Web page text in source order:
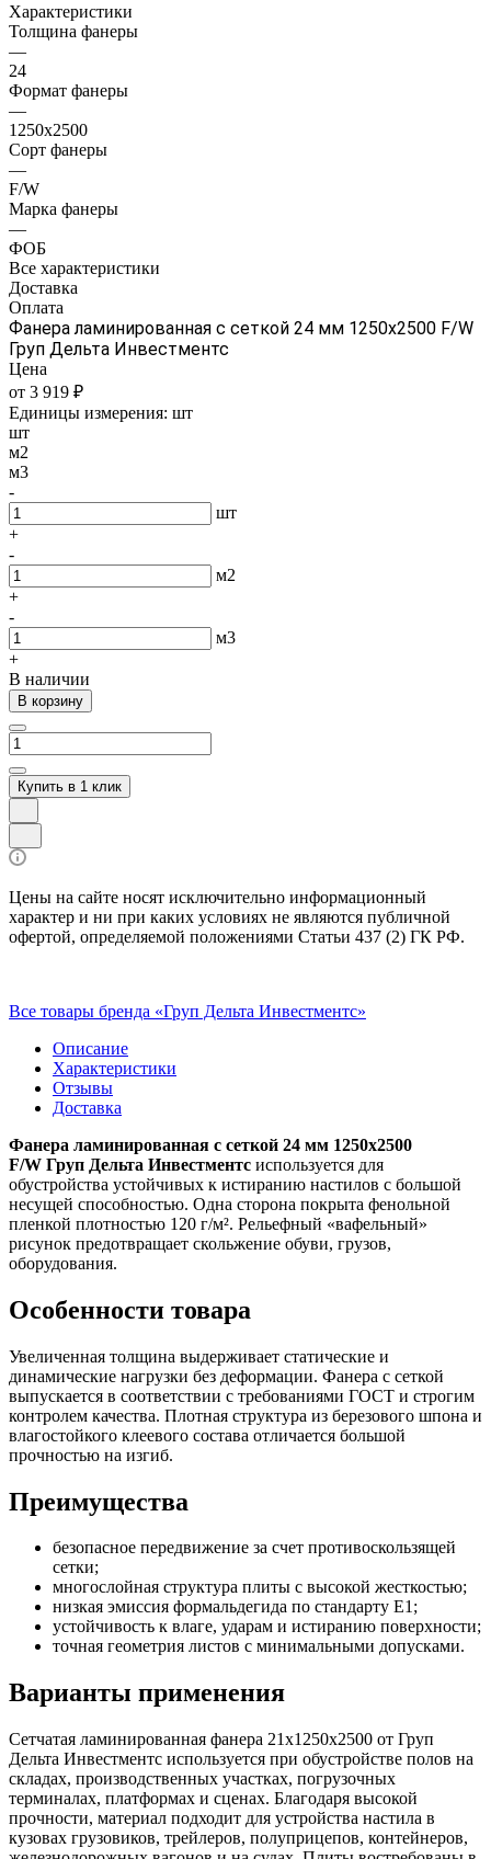
Характеристики
Толщина фанеры
—
24
Формат фанеры
—
1250х2500
Сорт фанеры
—
F/W
Марка фанеры
—
ФОБ
Все характеристики
Доставка
Оплата
Фанера ламинированная с сеткой 24 мм 1250х2500 F/W
Груп Дельта Инвестментс
Цена
от 3 919 ₽
Единицы измерения: шт
шт
м2
м3
-
шт
+
-
м2
+
-
м3
+
В наличии
В корзину
Купить в 1 клик
Цены на сайте носят исключительно информационный
характер и ни при каких условиях не являются публичной
офертой, определяемой положениями Статьи 437 (2) ГК РФ.
Все товары бренда «Груп Дельта Инвестментс»
Описание
Характеристики
Отзывы
Доставка
Фанера ламинированная с сеткой 24 мм 1250х2500
F/W Груп Дельта Инвестментс используется для
обустройства устойчивых к истиранию настилов с большой
несущей способностью. Одна сторона покрыта фенольной
пленкой плотностью 120 г/м². Рельефный «вафельный»
рисунок предотвращает скольжение обуви, грузов,
оборудования.
Особенности товара
Увеличенная толщина выдерживает статические и
динамические нагрузки без деформации. Фанера с сеткой
выпускается в соответствии с требованиями ГОСТ и строгим
контролем качества. Плотная структура из березового шпона и
влагостойкого клеевого состава отличается большой
прочностью на изгиб.
Преимущества
безопасное передвижение за счет противоскользящей
сетки;
многослойная структура плиты с высокой жесткостью;
низкая эмиссия формальдегида по стандарту Е1;
устойчивость к влаге, ударам и истиранию поверхности;
точная геометрия листов с минимальными допусками.
Варианты применения
Сетчатая ламинированная фанера 21х1250х2500 от Груп
Дельта Инвестментс используется при обустройстве полов на
складах, производственных участках, погрузочных
терминалах, платформах и сценах. Благодаря высокой
прочности, материал подходит для устройства настила в
кузовах грузовиков, трейлеров, полуприцепов, контейнеров,